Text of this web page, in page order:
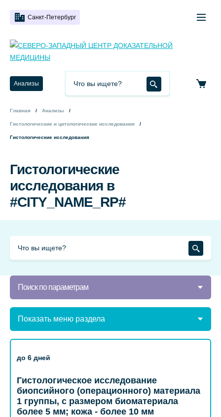
Санкт-Петербург
Анализы
Главная Анализы
Гистологические и цитологические исследования
Гистологические исследования
Гистологические
исследования в
#CITY_NAME_RP#
Поиск по параметрам
Показать меню раздела
до 6 дней
Гистологическое исследование
биопсийного (операционного) материала
1 группы, с размером биоматериала
более 5 мм; кожа - более 10 мм